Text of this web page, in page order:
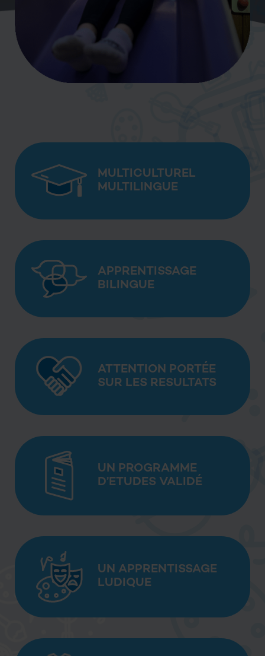
MULTICULTUREL
MULTILINGUE
APPRENTISSAGE
BILINGUE
ATTENTION PORTÉE
SUR LES RESULTATS
UN PROGRAMME
D’ETUDES VALIDÉ
UN APPRENTISSAGE
LUDIQUE